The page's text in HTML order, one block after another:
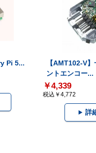
Pi 5...
【AMT102-V
ントエンコー...
￥4,339
税込￥4,772
詳